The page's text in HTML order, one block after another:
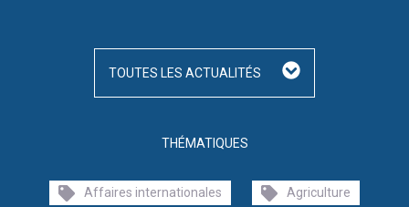
THÉMATIQUES
Affaires internationales Agriculture
TOUTES LES ACTUALITÉS